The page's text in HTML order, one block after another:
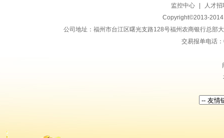
监控中心
人才招
Copyright©2013-
公司地址：福州市台江区曙光支路128号福州农商银行总
交易报单电话